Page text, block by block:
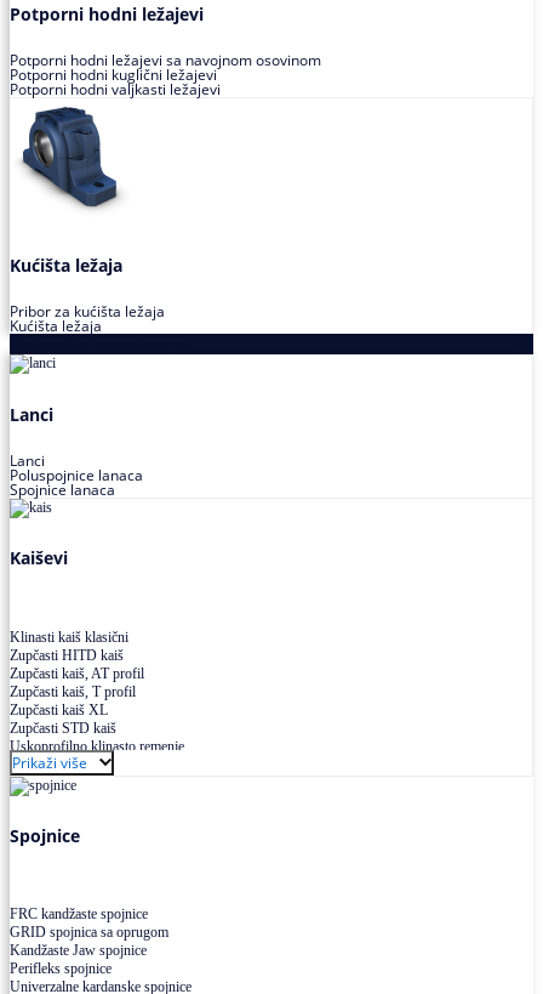
Potporni hodni ležajevi
Potporni hodni ležajevi sa navojnom osovinom
Potporni hodni kuglični ležajevi
Potporni hodni valjkasti ležajevi
Kućišta ležaja
Pribor za kućišta ležaja
Kućišta ležaja
Lanci
Lanci
Poluspojnice lanaca
Spojnice lanaca
Kaiševi
Klinasti kaiš klasični
Zupčasti HITD kaiš
Zupčasti kaiš, AT profil
Zupčasti kaiš, T profil
Zupčasti kaiš XL
Zupčasti STD kaiš
Uskoprofilno klinasto remenje
Uskoprofilno klinasto remenje spojeno
Uskoprofilno klinasto remenje XP extra power
Višekanalno remenje PJ,PK
Prikaži više
Spojnice
FRC kandžaste spojnice
GRID spojnica sa oprugom
Kandžaste Jaw spojnice
Perifleks spojnice
Univerzalne kardanske spojnice